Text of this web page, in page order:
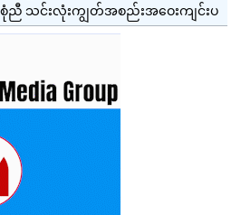
သင်းလုံးကျွတ်အစည်းအဝေးကျင်းပ